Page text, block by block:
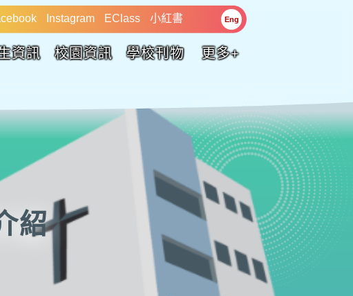
Instagram EClass 小紅書 Eng
資訊 校園資訊 學校刊物 更多+
紹